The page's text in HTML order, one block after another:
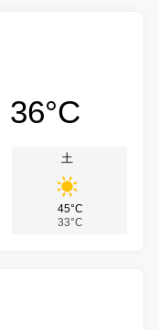
36°C
土
45°C
33°C